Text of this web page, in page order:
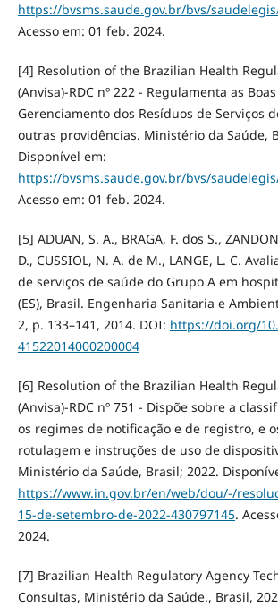
https://bvsms.saude.gov.br/bvs/
Acesso em: 01 feb. 2024.
[4] Resolution of the Brazilian Health
(Anvisa)-RDC nº 222 - Regulamenta as
Gerenciamento dos Resíduos de Serviços
outras providências. Ministério da Saúde,
Disponível em:
https://bvsms.saude.gov.br/bvs/
Acesso em: 01 feb. 2024.
[5] ADUAN, S. A., BRAGA, F. dos S.,
D., CUSSIOL, N. A. de M., LANGE, L. C.
de serviços de saúde do Grupo A em
(ES), Brasil. Engenharia Sanitaria e
2, p. 133–141, 2014. DOI: https://doi.org/
41522014000200004
[6] Resolution of the Brazilian Health
(Anvisa)-RDC nº 751 - Dispõe sobre a
os regimes de notificação e de registro, e
rotulagem e instruções de uso de
Ministério da Saúde, Brasil; 2022.
https://www.in.gov.br/en/web/dou/-/
15-de-setembro-de-2022-430797145.
2024.
[7] Brazilian Health Regulatory Agency
Consultas, Ministério da Saúde., Brasil,